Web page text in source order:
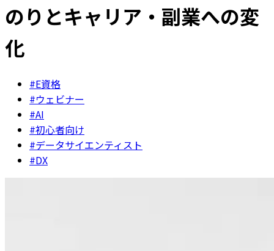
のりとキャリア・副業への変
化
#E資格
#ウェビナー
#AI
#初心者向け
#データサイエンティスト
#DX